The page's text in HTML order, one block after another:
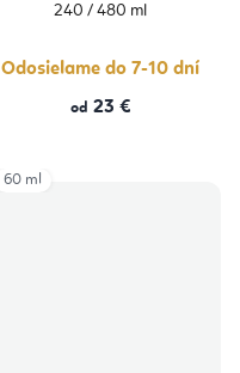
240 / 480 ml
Odosielame do 7-10 dní
od 23 €
60 ml